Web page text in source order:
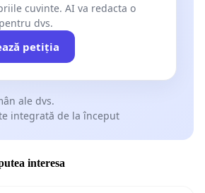
cuvinte. AI va redacta o
dvs.
petiția
ale dvs.
integrată de la început
interesa